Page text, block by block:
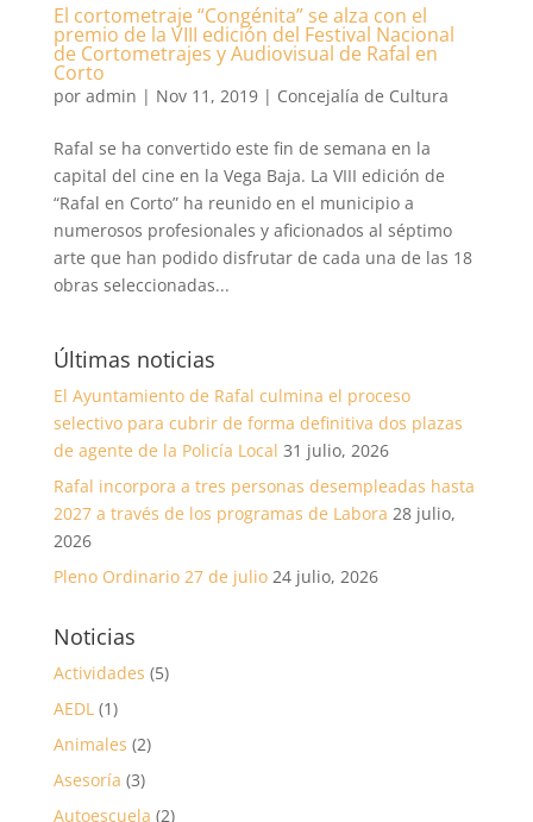
El cortometraje “Congénita” se alza con el
premio de la VIII edición del Festival Nacional
de Cortometrajes y Audiovisual de Rafal en
Corto
por admin | Nov 11, 2019| Concejalía de Cultura
Rafal se ha convertido este fin de semana en la
capital del cine en la Vega Baja. La VIII edición de
“Rafal en Corto” ha reunido en el municipio a
numerosos profesionales y aficionados al séptimo
arte que han podido disfrutar de cada una de las 18
obras seleccionadas...
Últimas noticias
El Ayuntamiento de Rafal culmina el proceso
selectivo para cubrir de forma definitiva dos plazas
de agente de la Policía Local 31 julio, 2026
Rafal incorpora a tres personas desempleadas hasta
2027 a través de los programas de Labora 28 julio,
2026
Pleno Ordinario 27 de julio 24 julio, 2026
Noticias
Actividades (5)
AEDL(1)
Animales (2)
Asesoría (3)
Autoescuela (2)